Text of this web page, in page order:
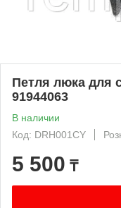
Петля люка для
91944063
В наличии
Код: DRH001CY
5 500 ₸